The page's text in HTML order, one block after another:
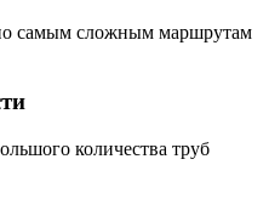
самым сложным маршрутам
количества труб